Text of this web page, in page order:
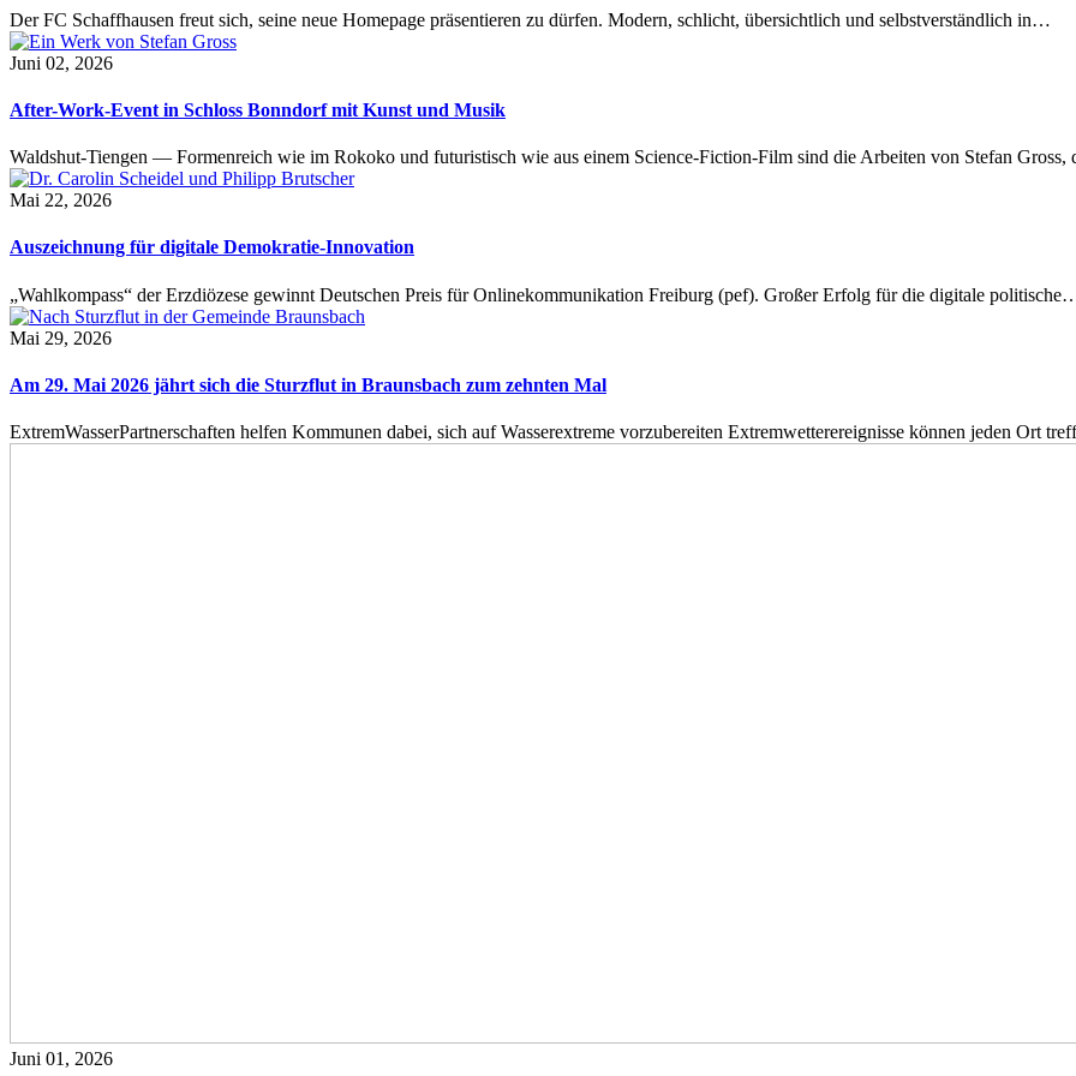
Der FC Schaffhausen freut sich, seine neue Homepage präsentieren zu dürfen. Modern, schlicht, übersichtlich und selbstverständlich in…
Juni 02, 2026
After-Work-Event in Schloss Bonndorf mit Kunst und Musik
Waldshut-Tiengen — Formenreich wie im Rokoko und futuristisch wie aus einem Science-Fiction-Film sind die Arbeiten von Stefan
Mai 22, 2026
Auszeichnung für digitale Demokratie-Innovation
„Wahlkompass“ der Erzdiözese gewinnt Deutschen Preis für Onlinekommunikation Freiburg (pef). Großer Erfolg für die digitale
Mai 29, 2026
Am 29. Mai 2026 jährt sich die Sturzflut in Braunsbach zum zehnten Mal
ExtremWasserPartnerschaften helfen Kommunen dabei, sich auf Wasserextreme vorzubereiten Extremwetterereignisse können jeden Ort
Juni 01, 2026